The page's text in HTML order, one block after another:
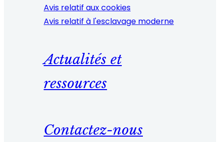
Avis relatif aux cookies
Avis relatif à l'esclavage moderne
Actualités et
ressources
Contactez-nous